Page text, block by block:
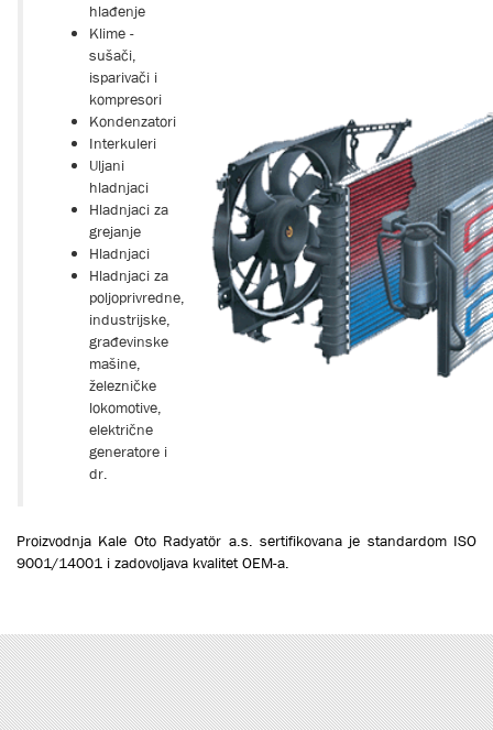
hlađenje
Кlime -
sušači,
isparivači i
kompresori
Kondenzatori
Interkuleri
Uljani
hladnjaci
Hladnjaci za
grejanje
Hladnjaci
Hladnjaci za
poljoprivredne,
industrijske,
građevinske
mašine,
železničke
lokomotive,
električne
generatore i
dr.
Proizvodnja Kale Oto Radyatör a.s. sertifikovana je standardom ISO
9001/14001 i zadovoljava kvalitet OEM-a.